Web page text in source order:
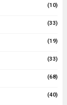
(10)
(33)
(19)
(33)
(68)
(40)